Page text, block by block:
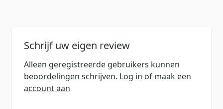
Schrijf uw eigen review
Alleen geregistreerde gebruikers kunnen
beoordelingen schrijven. Log in of maak een
account aan